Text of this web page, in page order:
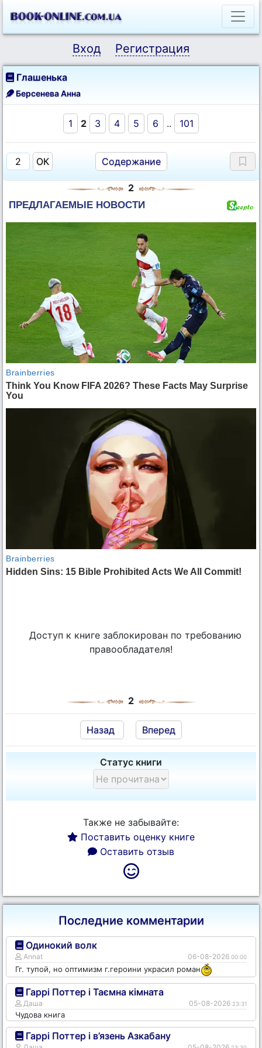
Вход Регистрация
Глашенька
Берсенева Анна
1 2 3 4 5 6 .. 101
Содержание
2
Доступ к книге заблокирован по требованию
правообладателя!
2
Назад Вперед
Статус книги
Также не забывайте:
Поставить оценку книге
Оставить отзыв
Последние комментарии
Одинокий волк
Annat 06-08-2026 00:00
Гг. тупой, но оптимизм г.героини украсил роман
Гаррі Поттер і Таємна кімната
Даша 05-08-2026 23:31
Чудова книга
Гаррі Поттер і в’язень Азкабану